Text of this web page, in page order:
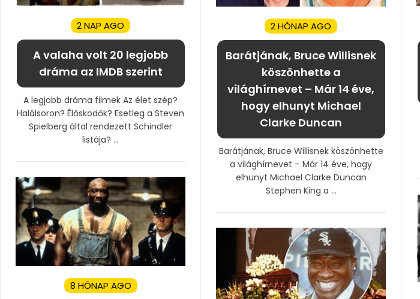
2 NAP AGO
A valaha volt 20 legjobb
dráma az IMDB szerint
A legjobb dráma filmek Az élet szép?
Halálsoron? Élősködők? Esetleg a Steven
Spielberg által rendezett Schindler
listája? ...
2 HÓNAP AGO
Barátjának, Bruce Willisnek
köszönhette a
világhírnevet – Már 14 éve,
hogy elhunyt Michael
Clarke Duncan
Barátjának, Bruce Willisnek köszönhette
a világhírnevet – Már 14 éve, hogy
elhunyt Michael Clarke Duncan
Stephen King a ...
8 HÓNAP AGO